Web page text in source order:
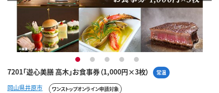
7201「遊心美膳 高木」お食事券（1,000円×3枚） 常温
1 2 3 4 5
岡山県井原市 ワンストップオンライン申請対象